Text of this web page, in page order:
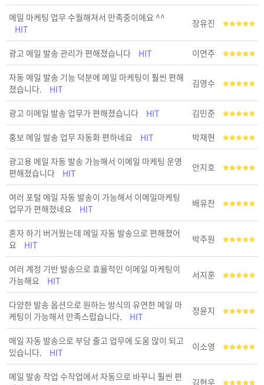
메일 마케팅 업무 수월해져서 만족중이에요 ^^
HIT
장유진
광고 메일 발송 관리가 편해졌습니다 HIT 이연주
자동 메일 발송 기능 덕분에 메일 마케팅이 훨씬 편해
졌습니다.
HIT 김영수
광고 이메일 발송 업무가 편해졌습니다 HIT 김민준
홍보 메일 발송 업무 자동화 편하네요 HIT 박재현
광고용 메일 자동 발송 가능해서 이메일 마케팅 운영
편해졌습니다
HIT 안지호
여러 포털 메일 자동 발송이 가능해서 이메일마케팅
업무가 편해졌네요
HIT 배유찬
혼자 하기 버거웠는데 메일 자동 발송으로 편해졌어
요
HIT 박주원
여러 계정 기반 발송으로 효율적인 이메일 마케팅이
가능해요
HIT 서지훈
다양한 발송 옵션으로 원하는 방식의 유연한 메일 마
케팅이 가능해서 만족스럽습니다.
HIT 정윤지
메일 자동 발송으로 부담 줄고 업무에 도움 많이 되고
있습니다.
HIT 이소영
메일 발송 작업 수작업에서 자동으로 바꾸니 훨씬 편
김현우